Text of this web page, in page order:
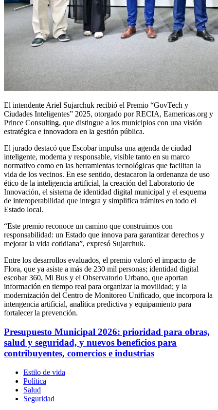
El intendente Ariel Sujarchuk recibió el Premio “GovTech y
Ciudades Inteligentes” 2025, otorgado por RECIA, Eamericas.org y
Prince Consulting, que distingue a los municipios con una visión
estratégica e innovadora en la gestión pública.
El jurado destacó que Escobar impulsa una agenda de ciudad
inteligente, moderna y responsable, visible tanto en su marco
normativo como en las herramientas tecnológicas que facilitan la
vida de los vecinos. En ese sentido, destacaron la ordenanza de uso
ético de la inteligencia artificial, la creación del Laboratorio de
Innovación, el sistema de identidad digital municipal y el esquema
de interoperabilidad que integra y simplifica trámites en todo el
Estado local.
“Este premio reconoce un camino que construimos con
responsabilidad: un Estado que innova para garantizar derechos y
mejorar la vida cotidiana”, expresó Sujarchuk.
Entre los desarrollos evaluados, el premio valoró el impacto de
Flora, que ya asiste a más de 230 mil personas; identidad digital
escobar 360, Mi Bus y el Observatorio Urbano, que aportan
información en tiempo real para organizar la movilidad; y la
modernización del Centro de Monitoreo Unificado, que incorpora la
intengencia artificial, analítica predictiva y equipamiento para
fortalecer la prevención.
Presupuesto Municipal 2026: prioridad para obras,
salud y seguridad, y nuevos beneficios para
contribuyentes, comercios e industrias
Estilo de vida
Política
Salud
Seguridad